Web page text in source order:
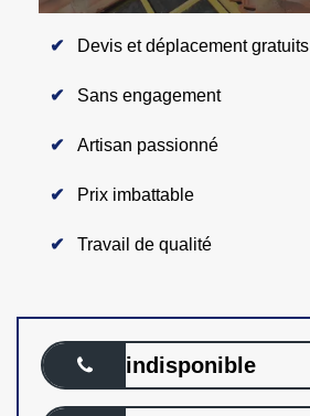
Devis et déplacement gratuits
Sans engagement
Artisan passionné
Prix imbattable
Travail de qualité
indisponible